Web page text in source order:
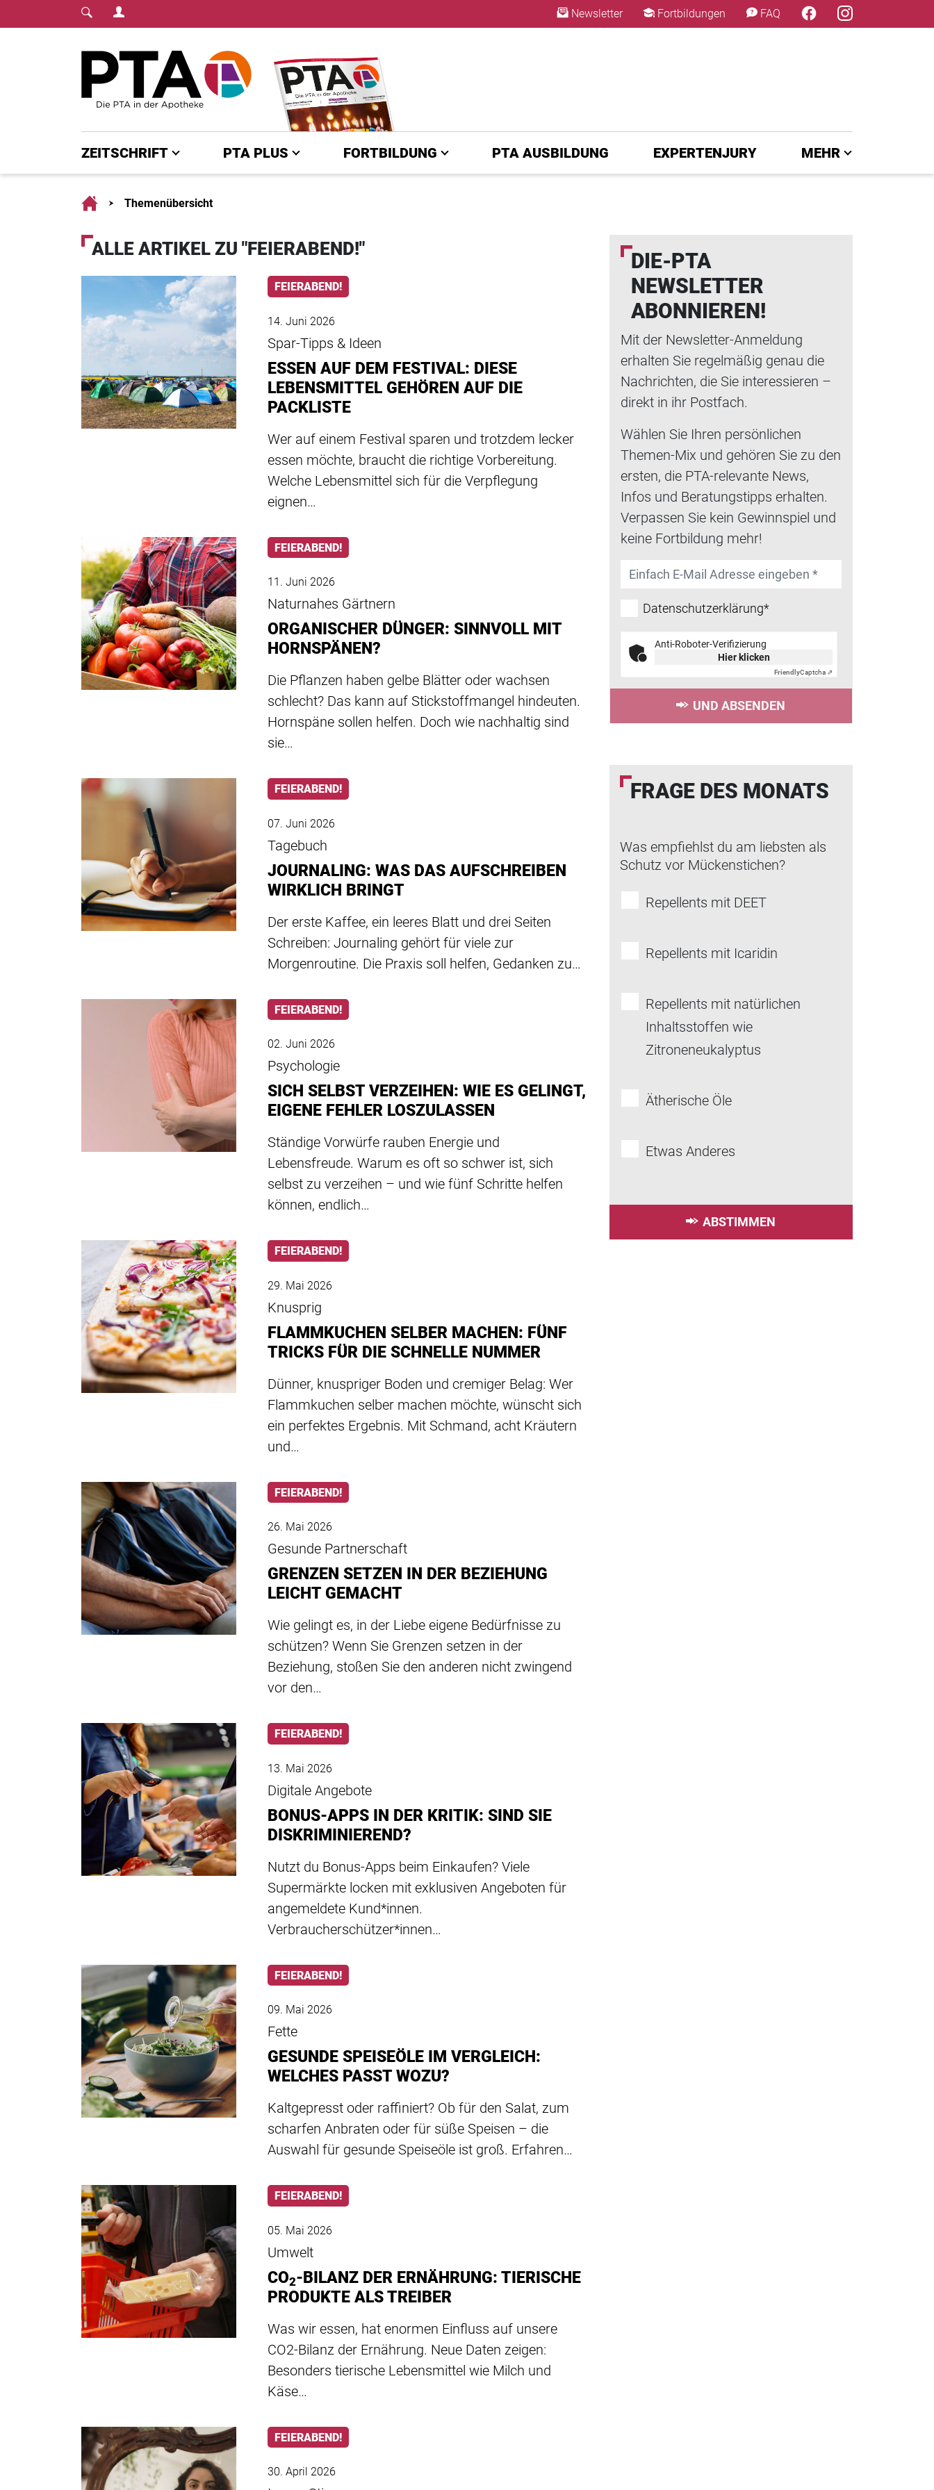
Login Menu Newsletter Fortbildungen FAQ
Fachmedium für PTA | diepta.de
ZEITSCHRIFT PTA PLUS FORTBILDUNG PTA AUSBILDUNG EXPERTENJURY MEHR
HomeThemenübersicht
ALLE ARTIKEL ZU "FEIERABEND!"
FEIERABEND!
14. Juni 2026
Spar-Tipps & Ideen
ESSEN AUF DEM FESTIVAL: DIESE
LEBENSMITTEL GEHÖREN AUF DIE
PACKLISTE
Wer auf einem Festival sparen und trotzdem lecker
essen möchte, braucht die richtige Vorbereitung.
Welche Lebensmittel sich für die Verpflegung
eignen…
FEIERABEND!
11. Juni 2026
Naturnahes Gärtnern
ORGANISCHER DÜNGER: SINNVOLL MIT
HORNSPÄNEN?
Die Pflanzen haben gelbe Blätter oder wachsen
schlecht? Das kann auf Stickstoffmangel hindeuten.
Hornspäne sollen helfen. Doch wie nachhaltig sind
sie…
FEIERABEND!
07. Juni 2026
Tagebuch
JOURNALING: WAS DAS AUFSCHREIBEN
WIRKLICH BRINGT
Der erste Kaffee, ein leeres Blatt und drei Seiten
Schreiben: Journaling gehört für viele zur
Morgenroutine. Die Praxis soll helfen, Gedanken zu…
FEIERABEND!
02. Juni 2026
Psychologie
SICH SELBST VERZEIHEN: WIE ES GELINGT,
EIGENE FEHLER LOSZULASSEN
Ständige Vorwürfe rauben Energie und
Lebensfreude. Warum es oft so schwer ist, sich
selbst zu verzeihen – und wie fünf Schritte helfen
können, endlich…
FEIERABEND!
29. Mai 2026
Knusprig
FLAMMKUCHEN SELBER MACHEN: FÜNF
TRICKS FÜR DIE SCHNELLE NUMMER
Dünner, knuspriger Boden und cremiger Belag: Wer
Flammkuchen selber machen möchte, wünscht sich
ein perfektes Ergebnis. Mit Schmand, acht Kräutern
und…
FEIERABEND!
26. Mai 2026
Gesunde Partnerschaft
GRENZEN SETZEN IN DER BEZIEHUNG
LEICHT GEMACHT
Wie gelingt es, in der Liebe eigene Bedürfnisse zu
schützen? Wenn Sie Grenzen setzen in der
Beziehung, stoßen Sie den anderen nicht zwingend
vor den…
FEIERABEND!
13. Mai 2026
Digitale Angebote
BONUS-APPS IN DER KRITIK: SIND SIE
DISKRIMINIEREND?
Nutzt du Bonus-Apps beim Einkaufen? Viele
Supermärkte locken mit exklusiven Angeboten für
angemeldete Kund*innen.
Verbraucherschützer*innen…
FEIERABEND!
09. Mai 2026
Fette
GESUNDE SPEISEÖLE IM VERGLEICH:
WELCHES PASST WOZU?
Kaltgepresst oder raffiniert? Ob für den Salat, zum
scharfen Anbraten oder für süße Speisen – die
Auswahl für gesunde Speiseöle ist groß. Erfahren…
FEIERABEND!
05. Mai 2026
Umwelt
CO2-BILANZ DER ERNÄHRUNG: TIERISCHE
PRODUKTE ALS TREIBER
Was wir essen, hat enormen Einfluss auf unsere
CO2-Bilanz der Ernährung. Neue Daten zeigen:
Besonders tierische Lebensmittel wie Milch und
Käse…
FEIERABEND!
30. April 2026
DIE-PTA
NEWSLETTER
ABONNIEREN!
Mit der Newsletter-Anmeldung
erhalten Sie regelmäßig genau die
Nachrichten, die Sie interessieren –
direkt in ihr Postfach.
Wählen Sie Ihren persönlichen
Themen-Mix und gehören Sie zu den
ersten, die PTA-relevante News,
Infos und Beratungstipps erhalten.
Verpassen Sie kein Gewinnspiel und
keine Fortbildung mehr!
Datenschutzerklärung*
Anti-Roboter-Verifizierung
Hier klicken
FriendlyCaptcha ⇗
UND ABSENDEN
FRAGE DES MONATS
Was empfiehlst du am liebsten als
Schutz vor Mückenstichen?
Repellents mit DEET
Repellents mit Icaridin
Repellents mit natürlichen
Inhaltsstoffen wie
Zitroneneukalyptus
Ätherische Öle
Etwas Anderes
ABSTIMMEN
×